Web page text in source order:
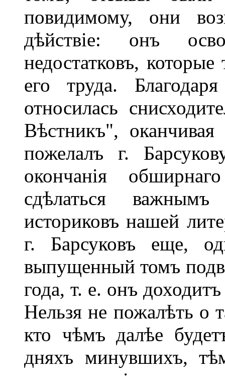
повидимому, они
дѣйствіе: онъ
недостатковъ,
его труда.
относилась
Вѣстникъ",
пожелалъ г.
окончанія
сдѣлаться
историковъ нашей
г. Барсуковъ еще,
выпущенный томъ
года, т. е. онъ
Нельзя не пожалѣть о
кто чѣмъ далѣе
дняхъ минувшихъ,